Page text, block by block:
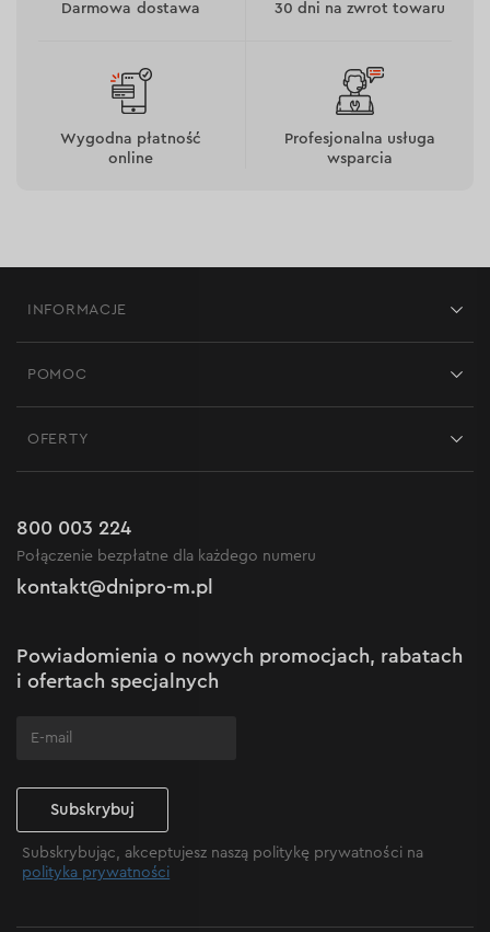
Darmowa dostawa 30 dni na zwrot towaru
Wygodna płatność
online
Profesjonalna usługa
wsparcia
INFORMACJE
Regulamin sklepu internetowego
Polityka prywatności
POMOC
Gwarancja i serwis
Reklamacje i skargi
Ustawienia plików cookie
OFERTY
Nowości
800 003 224
Połączenie bezpłatne dla każdego numeru
kontakt@dnipro-m.pl
Powiadomienia o nowych promocjach, rabatach
i ofertach specjalnych
Subskrybuj
Subskrybując, akceptujesz naszą politykę prywatności na
polityka prywatności